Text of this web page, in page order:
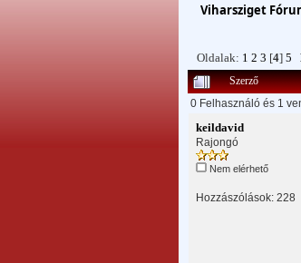
Viharsziget
Oldalak: 1 2 3 [4] 5
Szerző
0 Felhasználó és 1
keildavid
Rajongó
Nem elérhető
Hozzászólások: 228